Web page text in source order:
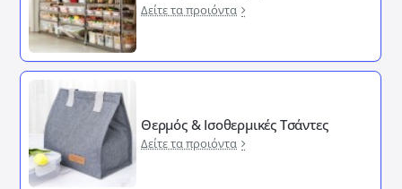
Δείτε τα προιόντα
Θερμός & Ισοθερμικές Τσάντες
Δείτε τα προιόντα